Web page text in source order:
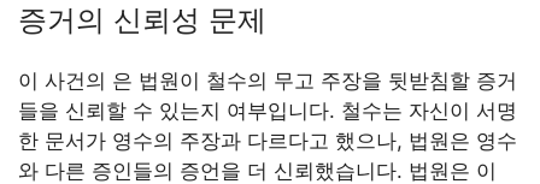
증거의 신뢰성 문제
이 사건의 은 법원이 철수의 무고 주장을 뒷받침할 증거
들을 신뢰할 수 있는지 여부입니다. 철수는 자신이 서명
한 문서가 영수의 주장과 다르다고 했으나, 법원은 영수
와 다른 증인들의 증언을 더 신뢰했습니다. 법원은 이